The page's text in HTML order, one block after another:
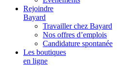
Rejoindre
Bayard
Travailler chez Bayard
Nos offres d’emplois
Candidature spontanée
Les boutiques
en ligne